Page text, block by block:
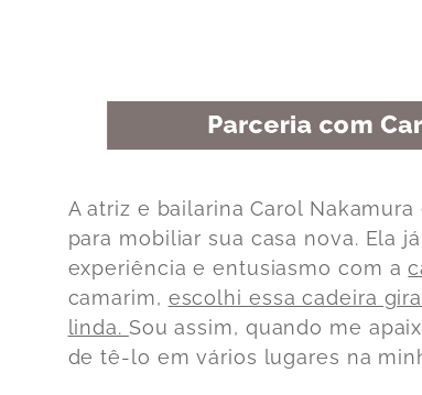
A atriz e bailarina Carol
para mobiliar sua casa nova. Ela
experiência e entusiasmo com a
camarim, escolhi essa cadeira
linda. Sou assim, quando me
de tê-lo em vários lugares na